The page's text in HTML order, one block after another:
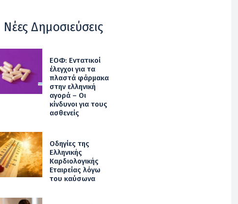
Νέες Δημοσιεύσεις
ΕΟΦ: Εντατικοί
έλεγχοι για τα
πλαστά φάρμακα
στην ελληνική
αγορά – Οι
κίνδυνοι για τους
ασθενείς
Οδηγίες της
Ελληνικής
Καρδιολογικής
Εταιρείας λόγω
του καύσωνα